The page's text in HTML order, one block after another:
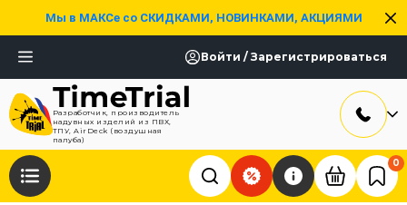
Мы в МАКСе со СКИДКАМИ, НОВИНКАМИ, АКЦИЯМИ
Войти / Зарегистрироваться
Разработчик, производитель
надувных изделий из ПВХ,
ТПУ, AirDeck (воздушная
палуба)
0